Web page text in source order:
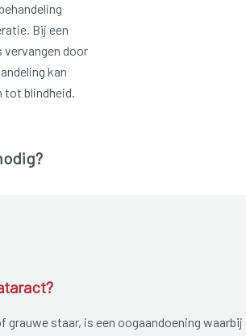
Bij een
door
kan
tot blindheid.
grauwe staar, is een oogaandoening